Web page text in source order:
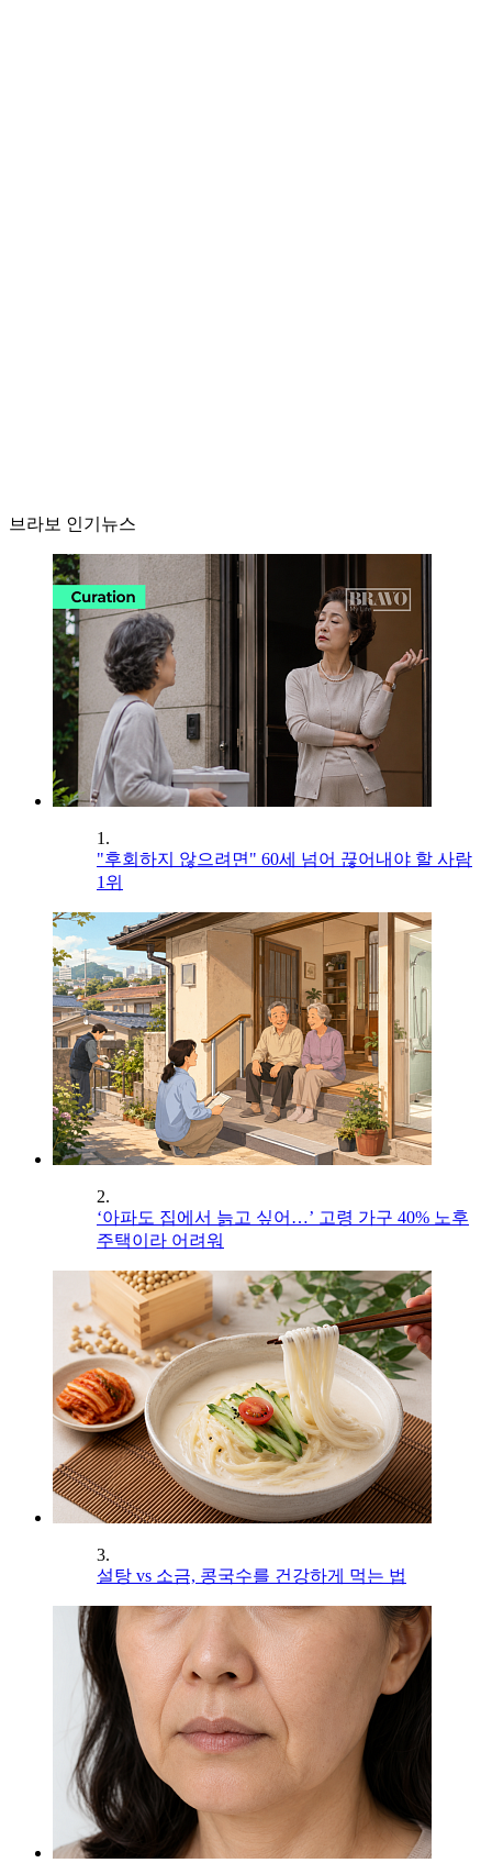
브라보 인기뉴스
1.
"후회하지 않으려면" 60세 넘어 끊어내야 할 사람
1위
2.
‘아파도 집에서 늙고 싶어…’ 고령 가구 40% 노후
주택이라 어려워
3.
설탕 vs 소금, 콩국수를 건강하게 먹는 법